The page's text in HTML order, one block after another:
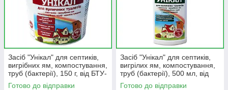
Засіб "Унікал" для септиків,
вигрібних ям, компостування,
труб (бактерії), 150 г, від БТУ-
Центр, Україна
Готово до відправки
Засіб "Унікал" для септиків,
вигрілих ям, компостування,
труб (бактерії), 500 мл, від
БТУ-Центр, Україна
Готово до відправки